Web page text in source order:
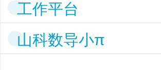
工作平台
山科数导小π